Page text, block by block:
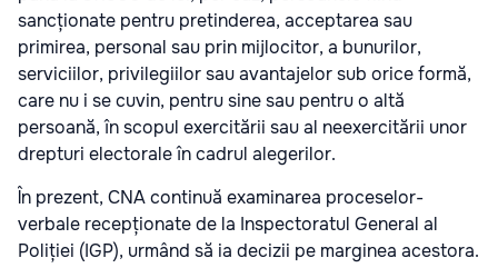
sancționate pentru pretinderea, acceptarea sau
primirea, personal sau prin mijlocitor, a bunurilor,
serviciilor, privilegiilor sau avantajelor sub orice formă,
care nu i se cuvin, pentru sine sau pentru o altă
persoană, în scopul exercitării sau al neexercitării unor
drepturi electorale în cadrul alegerilor.
În prezent, CNA continuă examinarea proceselor-
verbale recepționate de la Inspectoratul General al
Poliției (IGP), urmând să ia decizii pe marginea acestora.